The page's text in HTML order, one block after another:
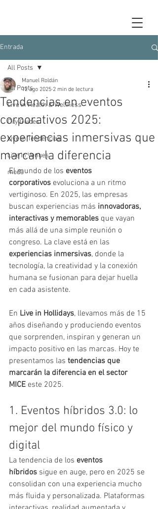
Entrada
All Posts
Live in Health & Wellness
City Guides
Live in Tendencias
Live in Venues
moda
All Posts
Tendencias en eventos
corporativos 2025:
experiencias inmersivas que
marcan la diferencia
Manuel Roldán
12 ago 2025 2 min de lectura
El mundo de los eventos
corporativos evoluciona a un ritmo
vertiginoso. En 2025, las empresas
buscan experiencias más innovadoras,
interactivas y memorables que vayan
más allá de una simple reunión o
congreso. La clave está en las
experiencias inmersivas, donde la
tecnología, la creatividad y la conexión
humana se fusionan para dejar huella
en cada asistente.
En Live in Hollidays, llevamos más de 15
años diseñando y produciendo eventos
que sorprenden, inspiran y generan un
impacto positivo en las marcas. Hoy te
presentamos las tendencias que
marcarán la diferencia en el sector
MICE este 2025.
1. Eventos híbridos 3.0: lo
mejor del mundo físico y
digital
La tendencia de los eventos
híbridos sigue en auge, pero en 2025 se
consolidan con una experiencia mucho
más fluida y personalizada. Plataformas